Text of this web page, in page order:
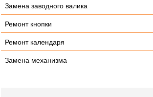
Замена заводного валика
Ремонт кнопки
Ремонт календаря
Замена механизма